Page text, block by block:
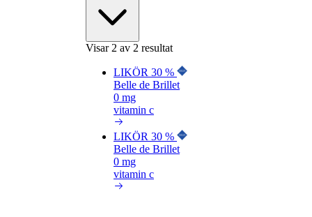
Visar 2 av 2 resultat
LIKÖR 30 %
Belle de Brillet
0 mg
vitamin c
LIKÖR 30 %
Belle de Brillet
0 mg
vitamin c